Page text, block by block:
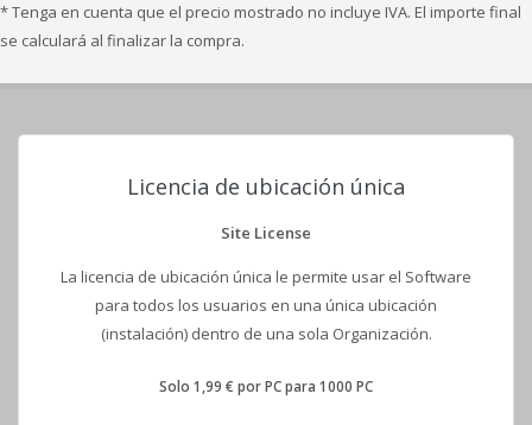
* Tenga en cuenta que el precio mostrado no incluye IVA. El importe final
se calculará al finalizar la compra.
Licencia de ubicación única
Site License
La licencia de ubicación única le permite usar el Software
para todos los usuarios en una única ubicación
(instalación) dentro de una sola Organización.
Solo 1,99 € por PC para 1000 PC